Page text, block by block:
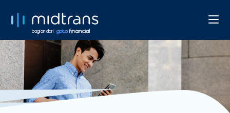
bagian dari